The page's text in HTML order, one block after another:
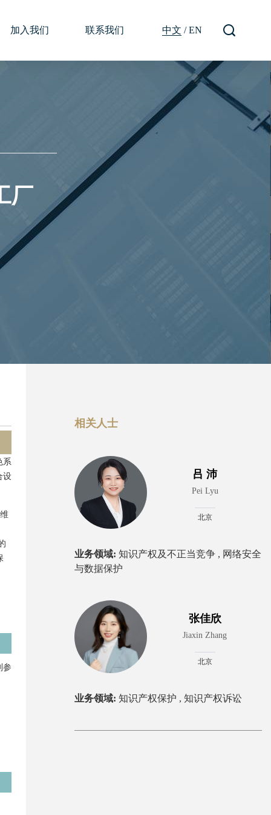
加入我们 联系我们 中文 /EN
厂
系
设
参
相关人士
吕 沛
Pei Lyu
北京
业务领域: 知识产权及不正当竞争 , 网络安全
与数据保护
张佳欣
Jiaxin Zhang
北京
业务领域: 知识产权保护 , 知识产权诉讼